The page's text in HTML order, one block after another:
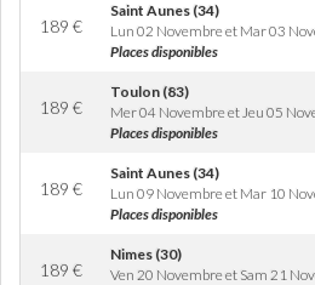
189 €
Saint Aunes (34)
Lun 02 Novembre et Mar 03
Places disponibles
189 €
Toulon (83)
Mer 04 Novembre et Jeu 05
Places disponibles
189 €
Saint Aunes (34)
Lun 09 Novembre et Mar 10
Places disponibles
189 €
Nimes (30)
Ven 20 Novembre et Sam 21